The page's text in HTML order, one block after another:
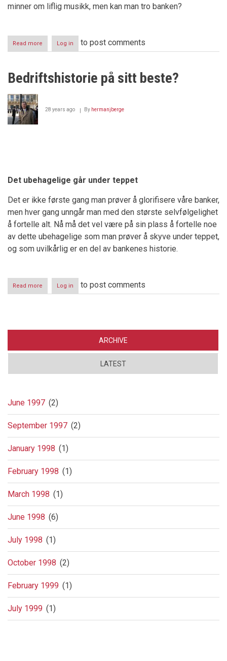
minner om liflig musikk, men kan man tro banken?
Read more
DnB,
noe
Log in to post comments
Bedriftshistorie på sitt beste?
28 years ago By hermanjberge
Det ubehagelige går under teppet
Det er ikke første gang man prøver å glorifisere våre banker,
men hver gang unngår man med den største selvfølgelighet
å fortelle alt. Nå må det vel være på sin plass å fortelle noe
av dette ubehagelige som man prøver å skyve under teppet,
og som uvilkårlig er en del av bankenes historie.
Read more about
Bedriftshistorie
Log in to post comments
ARCHIVE
LATEST
June 1997 (2)
September 1997 (2)
January 1998 (1)
February 1998 (1)
March 1998 (1)
June 1998 (6)
July 1998 (1)
October 1998 (2)
February 1999 (1)
July 1999 (1)